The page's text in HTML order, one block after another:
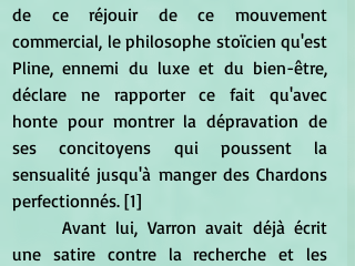
de ce réjouir de ce mouvement
commercial, le philosophe stoïcien qu'est
Pline, ennemi du luxe et du bien-être,
déclare ne rapporter ce fait qu'avec
honte pour montrer la dépravation de
ses concitoyens qui poussent la
sensualité jusqu'à manger des Chardons
perfectionnés. [1]
une satire contre la recherche et les